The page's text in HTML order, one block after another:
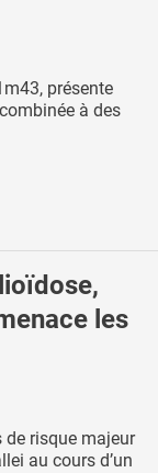
présente
à des
les
de risque majeur
au cours d’un